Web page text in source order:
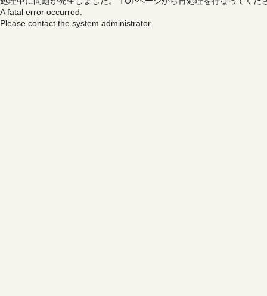
A fatal error occurred.
Please contact the system administrator.